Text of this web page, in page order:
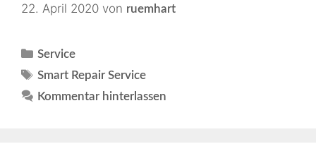
22. April 2020 von ruemhart
Service
Smart Repair Service
Kommentar hinterlassen